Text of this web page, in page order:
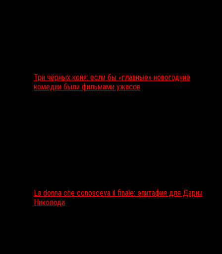
Три чёрных коня: если бы «главные» новогодние
комедии были фильмами ужасов
La donna che conosceva il finale: эпитафия для Дарии
Николоди